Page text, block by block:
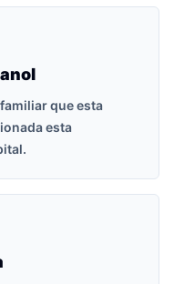
que esta
esta